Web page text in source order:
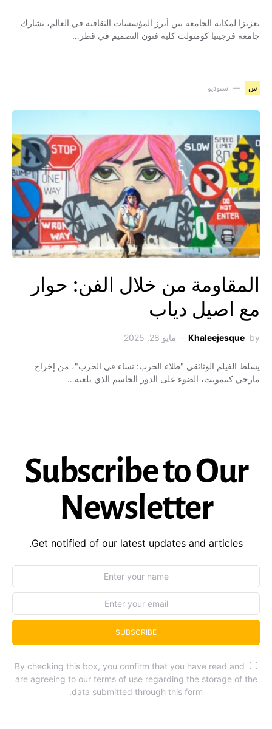
تعزيزا لمكانة الجامعة بين أبرز المؤسسات الثقافية في العالم، تشارك
جامعة فرجينيا كومنولث كلية فنون التصميم في قطر…
س ستوديو
المقاومة من خلال الفن: حوار
مع اصيل دياب
by
Khaleejesque مايو 28, 2025
يسلط الفيلم الوثائقي "طلاء الحرب: نساء في الحرب"، من إخراج
مارجي كينمونث، الضوء على الدور الحاسم الذي تلعبه…
Subscribe to Our
Newsletter
Get notified of our latest updates and articles.
SUBSCRIBE
By checking this box, you confirm that you have read and
are agreeing to our terms of use regarding the storage of the
data submitted through this form.